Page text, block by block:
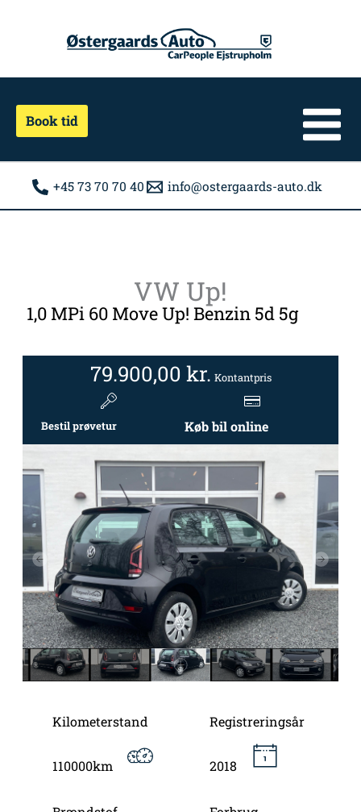
Book tid
+45 73 70 70 40 info@ostergaards-auto.dk
VW Up!
1,0 MPi 60 Move Up! Benzin 5d 5g
79.900,00 kr. Kontantpris
Bestil prøvetur Køb bil online
Kilometerstand
110000km
Registreringsår
2018